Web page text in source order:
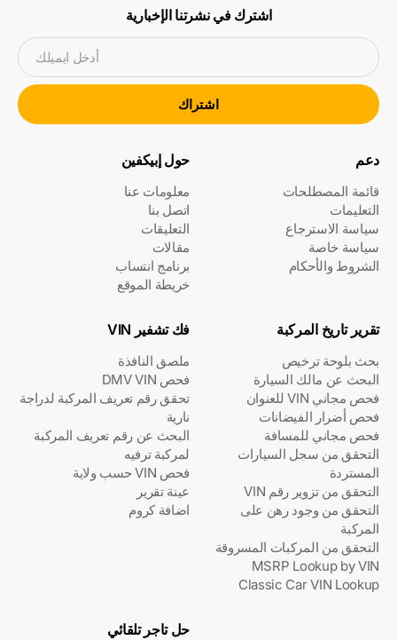
اشترك في نشرتنا الإخبارية
أدخل ايميلك
اشتراك
حول إبيكفين
معلومات عنا
اتصل بنا
التعليقات
مقالات
برنامج انتساب
خريطة الموقع
دعم
قائمة المصطلحات
التعليمات
سياسة الاسترجاع
سياسة خاصة
الشروط والأحكام
فك تشفير VIN
ملصق النافذة
فحص DMV VIN
تحقق رقم تعريف المركبة لدراجة
نارية
البحث عن رقم تعريف المركبة
لمركبة ترفيه
فحص VIN حسب ولاية
عينة تقرير
اضافة كروم
تقرير تاريخ المركبة
بحث بلوحة ترخيص
البحث عن مالك السيارة
فحص مجاني VIN للعنوان
فحص أضرار الفيضانات
فحص مجاني للمسافة
التحقق من سجل السيارات
المستردة
التحقق من تزوير رقم VIN
التحقق من وجود رهن على
المركبة
التحقق من المركبات المسروقة
MSRP Lookup by VIN
Classic Car VIN Lookup
حل تاجر تلقائي